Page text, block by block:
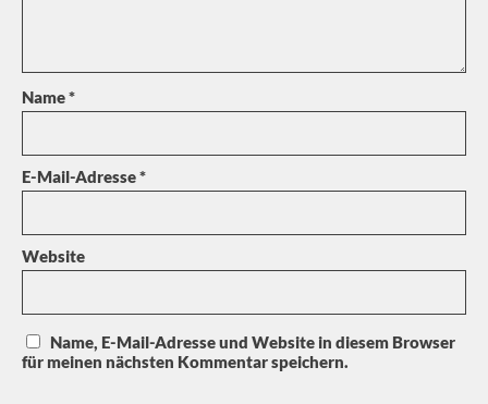
Name*
E-Mail-Adresse*
Website
Name, E-Mail-Adresse und Website in diesem Browser
für meinen nächsten Kommentar speichern.